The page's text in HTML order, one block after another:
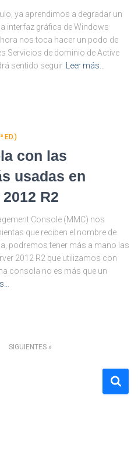
ya aprendimos a degradar un
interfaz gráfica de Windows
nos toca hacer un podo de
Servicios de dominio de Active
sentido seguir
Leer más…
ED.)
con las
usadas en
R2
Console (MMC) nos
que reciben el nombre de
podremos tener más a mano las
2012 R2 que utilizamos con
consola no es más que un
SIGUIENTES